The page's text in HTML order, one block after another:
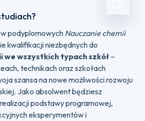
podyplomowych Nauczanie chemii
kwalifikacji niezbędnych do
we wszystkich typach szkół –
technikach oraz szkołach
szansa na nowe możliwości rozwoju
Jako absolwent będziesz
podstawy programowej,
eksperymentów i